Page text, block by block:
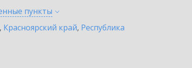
пункты
, Красноярский край, Республика